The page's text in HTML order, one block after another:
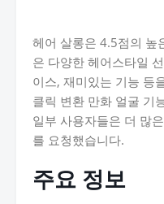
헤어 살롱은 4.5점의 높
은 다양한 헤어스타일
이스, 재미있는 기능 등
클릭 변환 만화 얼굴 기
일부 사용자들은 더 많
를 요청했습니다.
주요 정보